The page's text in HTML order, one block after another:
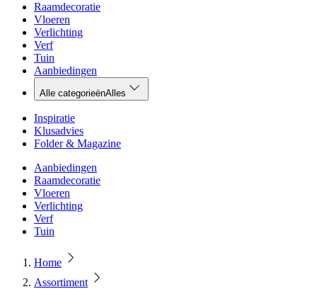
Raamdecoratie
Vloeren
Verlichting
Verf
Tuin
Aanbiedingen
Alle categorieënAlles
Inspiratie
Klusadvies
Folder & Magazine
Aanbiedingen
Raamdecoratie
Vloeren
Verlichting
Verf
Tuin
Home
Assortiment